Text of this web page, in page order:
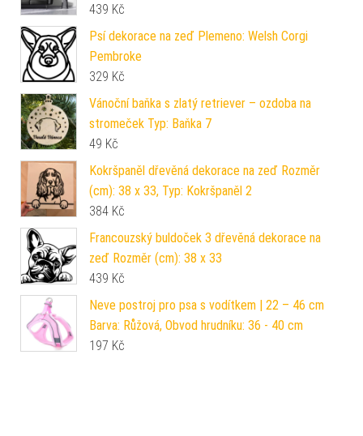
439 Kč
Psí dekorace na zeď Plemeno: Welsh Corgi
Pembroke
329 Kč
Vánoční baňka s zlatý retriever – ozdoba na
stromeček Typ: Baňka 7
49 Kč
Kokršpaněl dřevěná dekorace na zeď Rozměr
(cm): 38 x 33, Typ: Kokršpaněl 2
384 Kč
Francouzský buldoček 3 dřevěná dekorace na
zeď Rozměr (cm): 38 x 33
439 Kč
Neve postroj pro psa s vodítkem | 22 – 46 cm
Barva: Růžová, Obvod hrudníku: 36 - 40 cm
197 Kč